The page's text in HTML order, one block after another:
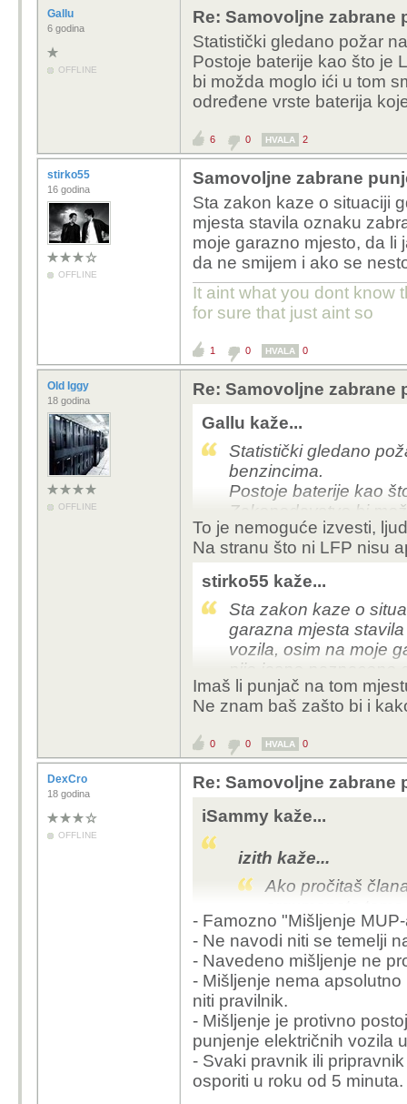
Gallu
6 godina
OFFLINE
Re: Samovoljne
Statistički gledano požar
Postoje baterije kao što je
bi možda moglo ići u tom
određene vrste baterija
6 0 HVALA 2
stirko55
16 godina
OFFLINE
Samovoljne zabrane
Sta zakon kaze o situaciji
mjesta stavila oznaku
moje garazno mjesto, da li
da ne smijem i ako se
It aint what you dont know
for sure that just aint so
1 0 HVALA 0
Old Iggy
18 godina
OFFLINE
Re: Samovoljne
Gallu kaže...
Statistički gledano
benzincima.
Postoje baterije kao
Zakonodavstvo bi
dopušta samo
To je nemoguće izvesti,
Na stranu što ni LFP nisu
stirko55 kaže...
Sta zakon kaze o
garazna mjesta
vozila, osim na moje
nije jasno
investitora jer nije
Imaš li punjač na tom
Ne znam baš zašto bi i
0 0 HVALA 0
DexCro
18 godina
OFFLINE
Re: Samovoljne
iSammy kaže...
izith kaže...
Ako pročitaš
Ukratko - SVAKI
ima li-ionske
statistika ne
je selektivna
zakon propiše
treće, možda se
i da je paralela s
Možda i jest
- Famozno "Mišljenje
- Ne navodi niti se temelji
- Navedeno mišljenje ne
- Mišljenje nema
niti pravilnik.
- Mišljenje je protivno
punjenje električnih vozila
- Svaki pravnik ili
osporiti u roku od 5 minuta.